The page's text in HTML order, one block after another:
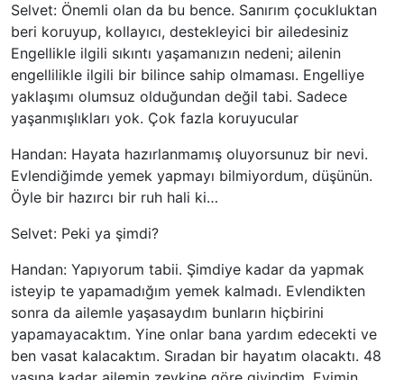
Selvet: Önemli olan da bu bence. Sanırım çocukluktan
beri koruyup, kollayıcı, destekleyici bir ailedesiniz
Engellikle ilgili sıkıntı yaşamanızın nedeni; ailenin
engellilikle ilgili bir bilince sahip olmaması. Engelliye
yaklaşımı olumsuz olduğundan değil tabi. Sadece
yaşanmışlıkları yok. Çok fazla koruyucular
Handan: Hayata hazırlanmamış oluyorsunuz bir nevi.
Evlendiğimde yemek yapmayı bilmiyordum, düşünün.
Öyle bir hazırcı bir ruh hali ki…
Selvet: Peki ya şimdi?
Handan: Yapıyorum tabii. Şimdiye kadar da yapmak
isteyip te yapamadığım yemek kalmadı. Evlendikten
sonra da ailemle yaşasaydım bunların hiçbirini
yapamayacaktım. Yine onlar bana yardım edecekti ve
ben vasat kalacaktım. Sıradan bir hayatım olacaktı. 48